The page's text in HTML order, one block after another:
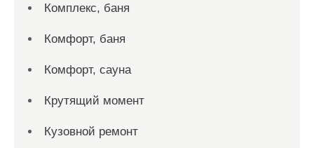
Комплекс, баня
Комфорт, баня
Комфорт, сауна
Крутящий момент
Кузовной ремонт